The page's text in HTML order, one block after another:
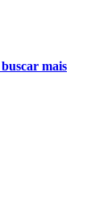
mais